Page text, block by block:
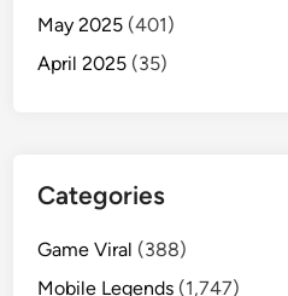
May 2025 (401)
April 2025 (35)
Categories
Game Viral (388)
Mobile Legends (1,747)